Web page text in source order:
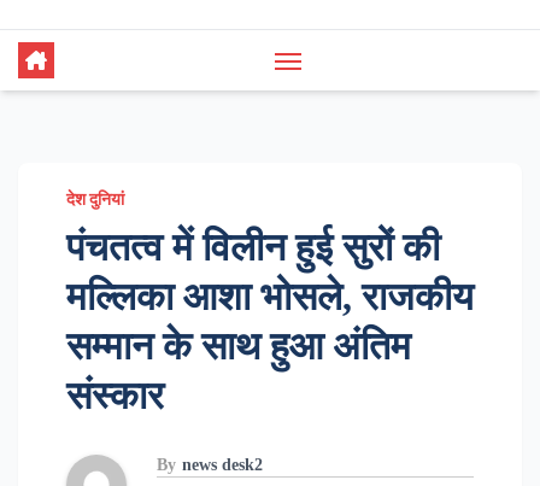
देश दुनियां
पंचतत्व में विलीन हुई सुरों की
मल्लिका आशा भोसले, राजकीय
सम्मान के साथ हुआ अंतिम
संस्कार
By news desk2